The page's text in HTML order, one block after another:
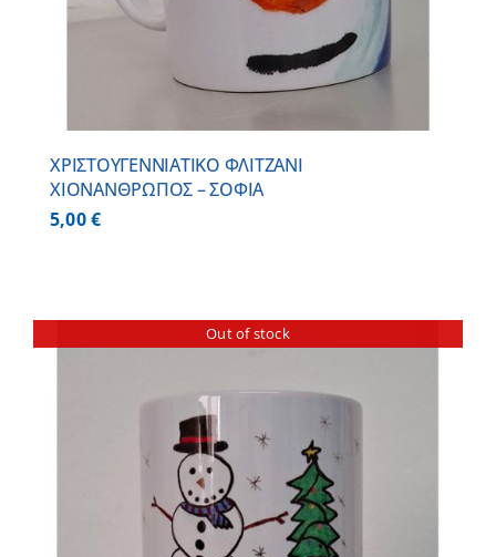
ΧΡΙΣΤΟΥΓΕΝΝΙΑΤΙΚΟ ΦΛΙΤΖΑΝΙ
ΧΙΟΝΑΝΘΡΩΠΟΣ – ΣΟΦΙΑ
5,00€
Out of stock